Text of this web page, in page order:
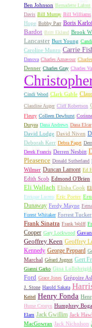
Ben Johnson Bernadette Lafont
Davis Bill Murray Bill Williams
Hope Bobby Parr Boris
Bardot Britt Ekland Brook
Lancaster Burt Young
Caroline Munro Carrie
Danova Charles Aznavour
Denner Charles Gray Charles
Cindi Wood Clark Gable
Claudine Auger Cliff Robertson
Fleury Colleen Dewhurst
Duryea Dana Andrews Dana Elcar
David Lodge David Niven
Deborah Kerr Debra Paget
Derek Francis Derren Nesbitt
Pleasence Donald Sutherland
Wilmer Duncan Lamont Ed
Edith Scob Edmond O'Brien
Eli Wallach Elisha Cook
Enrique Lucero Eric Porter
Dunaway Ferdy Mayne
Forest Whitaker Forrest Tucker
Frank Sinatra Frank Wolff
Cooper Gary Lockwood
Geoffrey Keen Geoffrey
Kennedy George Peppard
Marchal Gérard Jugnot Gert
Gianni Garko Gina
Ford Grace Jones Grégoire
J. Stone Harold Sakata
Keitel Henry Fonda
Hume Cronyn Humphrey
Elam Jack Gwillim Jack
MacGowran Jack Nicholson